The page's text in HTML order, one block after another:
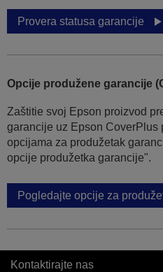
Provera statusa garancije
Opcije produžene garancije
Zaštitie svoj Epson proizvod
garancije uz Epson CoverPlus
opcijama za produžetak
opcije produžetka garancije".
Pogledajte opcije za
Kontaktirajte nas